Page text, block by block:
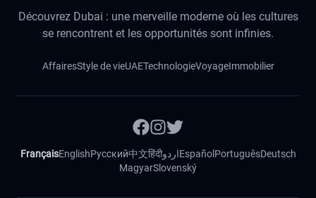
Découvrez Dubai : une merveille moderne où les cultures
se rencontrent et les opportunités sont infinies.
AffairesStyle de vieUAETechnologieVoyageImmobilier
FrançaisEnglishРусский中文हिंदीاردوEspañol PortuguêsDeutsch
MagyarSlovenský